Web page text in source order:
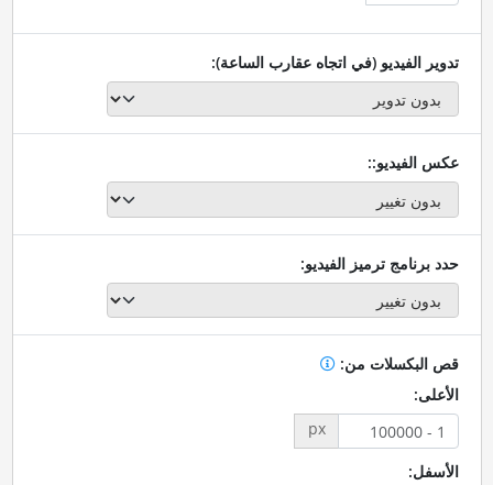
تدوير الفيديو (في اتجاه عقارب الساعة):
عكس الفيديو::
حدد برنامج ترميز الفيديو:
قص البكسلات من:
الأعلى:
px
الأسفل: